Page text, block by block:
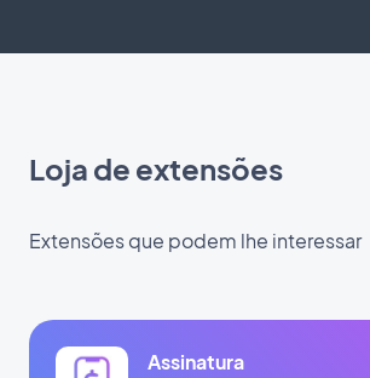
Loja de extensões
Extensões que podem lhe interessar
Assinatura